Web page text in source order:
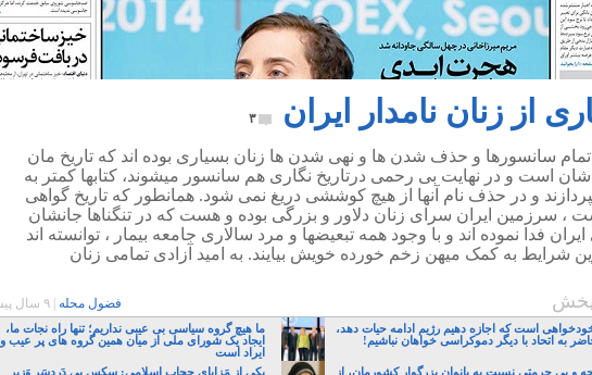
از زنان نامدار ایران ۳
تمام سانسورها و حذف شدن ها و نهی شدن ها زنان بسیاری بوده اند که تاریخ مان
است و در نهایت بی رحمی درتاریخ نگاری هم سانسور میشوند، کتابها کمتر به
و در حذف نام آنها از هیچ کوششی دریغ نمی شود. همانطور که تاریخ گواهی
، سرزمین ایران سرای زنان دلاور و بزرگی بوده و هست که در تنگناها جانشان
ایران فدا نموده اند و با وجود همه تبعیضها و مرد سالاری جامعه بیمار ، توانسته اند
شرایط به کمک میهن زخم خورده خویش بیایند. به امید آزادی تمامی زنان
فضول محله ۹ سال پیش
است که اجازه دهیم رژیم ادامه حیات دهد،
به اتحاد با دیگر دموکراسی خواهان نباشیم!
ما هیچ گروه سیاسی بی عیبی نداریم؛ تنها راه نجات ما،
ایجاد یک شورای ملی از میان همین گروه های پر عیب و
ایراد است
و بی حرمتی نسبت به بانوان بزرگوار کشورمان، از
یکی از مَزایایِ حجابِ اسلامی: سکسِ بی دَردسَرِ وَزیر